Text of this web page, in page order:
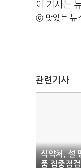
이 기사는
ⓒ 맛있는 뉴
관련기사
식약처, 설
품 집중점검